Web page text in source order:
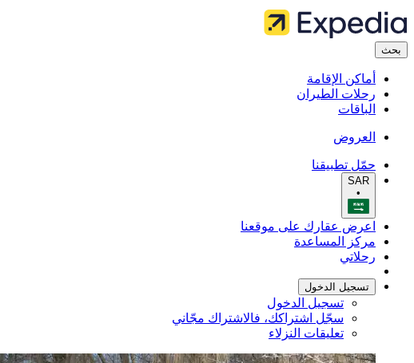
بحث
أماكن الإقامة
رحلات الطيران
الباقات
العروض
حمّل تطبيقنا
SAR
•
اعرض عقارك على موقعنا
مركز المساعدة
رحلاتي
تسجيل الدخول
تسجيل الدخول
سجّل اشتراكك، فالاشتراك مجّاني
تعليقات النزلاء